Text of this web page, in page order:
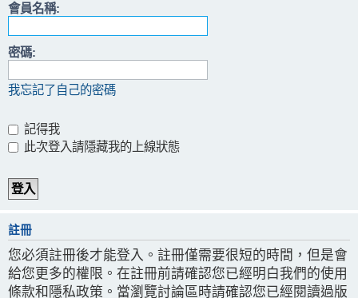
會員名稱:
密碼:
我忘記了自己的密碼
記得我
此次登入請隱藏我的上線狀態
註冊
您必須註冊後才能登入。註冊僅需要很短的時間，但是會
給您更多的權限。在註冊前請確認您已經明白我們的使用
條款和隱私政策。當瀏覽討論區時請確認您已經閱讀過版